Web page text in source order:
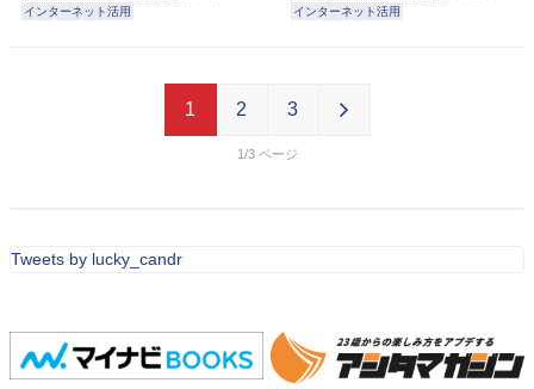
インターネット活用
インターネット活用
1/3
1 2 3
Tweets by lucky_candr